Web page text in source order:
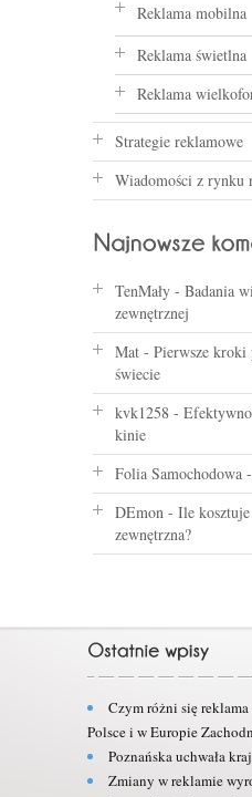
Reklama mobilna
Reklama świetlna
Reklama
Strategie reklamowe
Wiadomości z rynku
TenMały - Badania
zewnętrznej
Mat - Pierwsze kroki
świecie
kvk1258 -
kinie
Folia Samochodowa -
DEmon - Ile
zewnętrzna?
Czym różni się
Polsce i w Europie
Poznańska uchwała
Zmiany w reklamie